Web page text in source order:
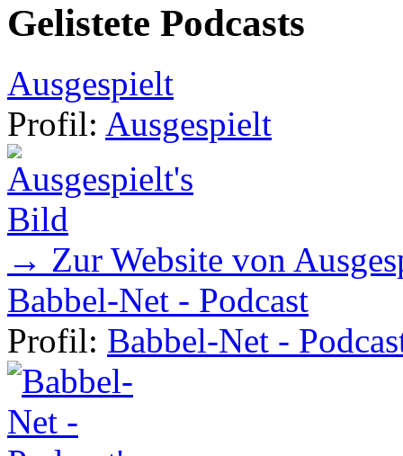
Gelistete Podcasts
Ausgespielt
Profil: Ausgespielt
→ Zur Website von
Babbel-Net - Podcast
Profil: Babbel-Net -